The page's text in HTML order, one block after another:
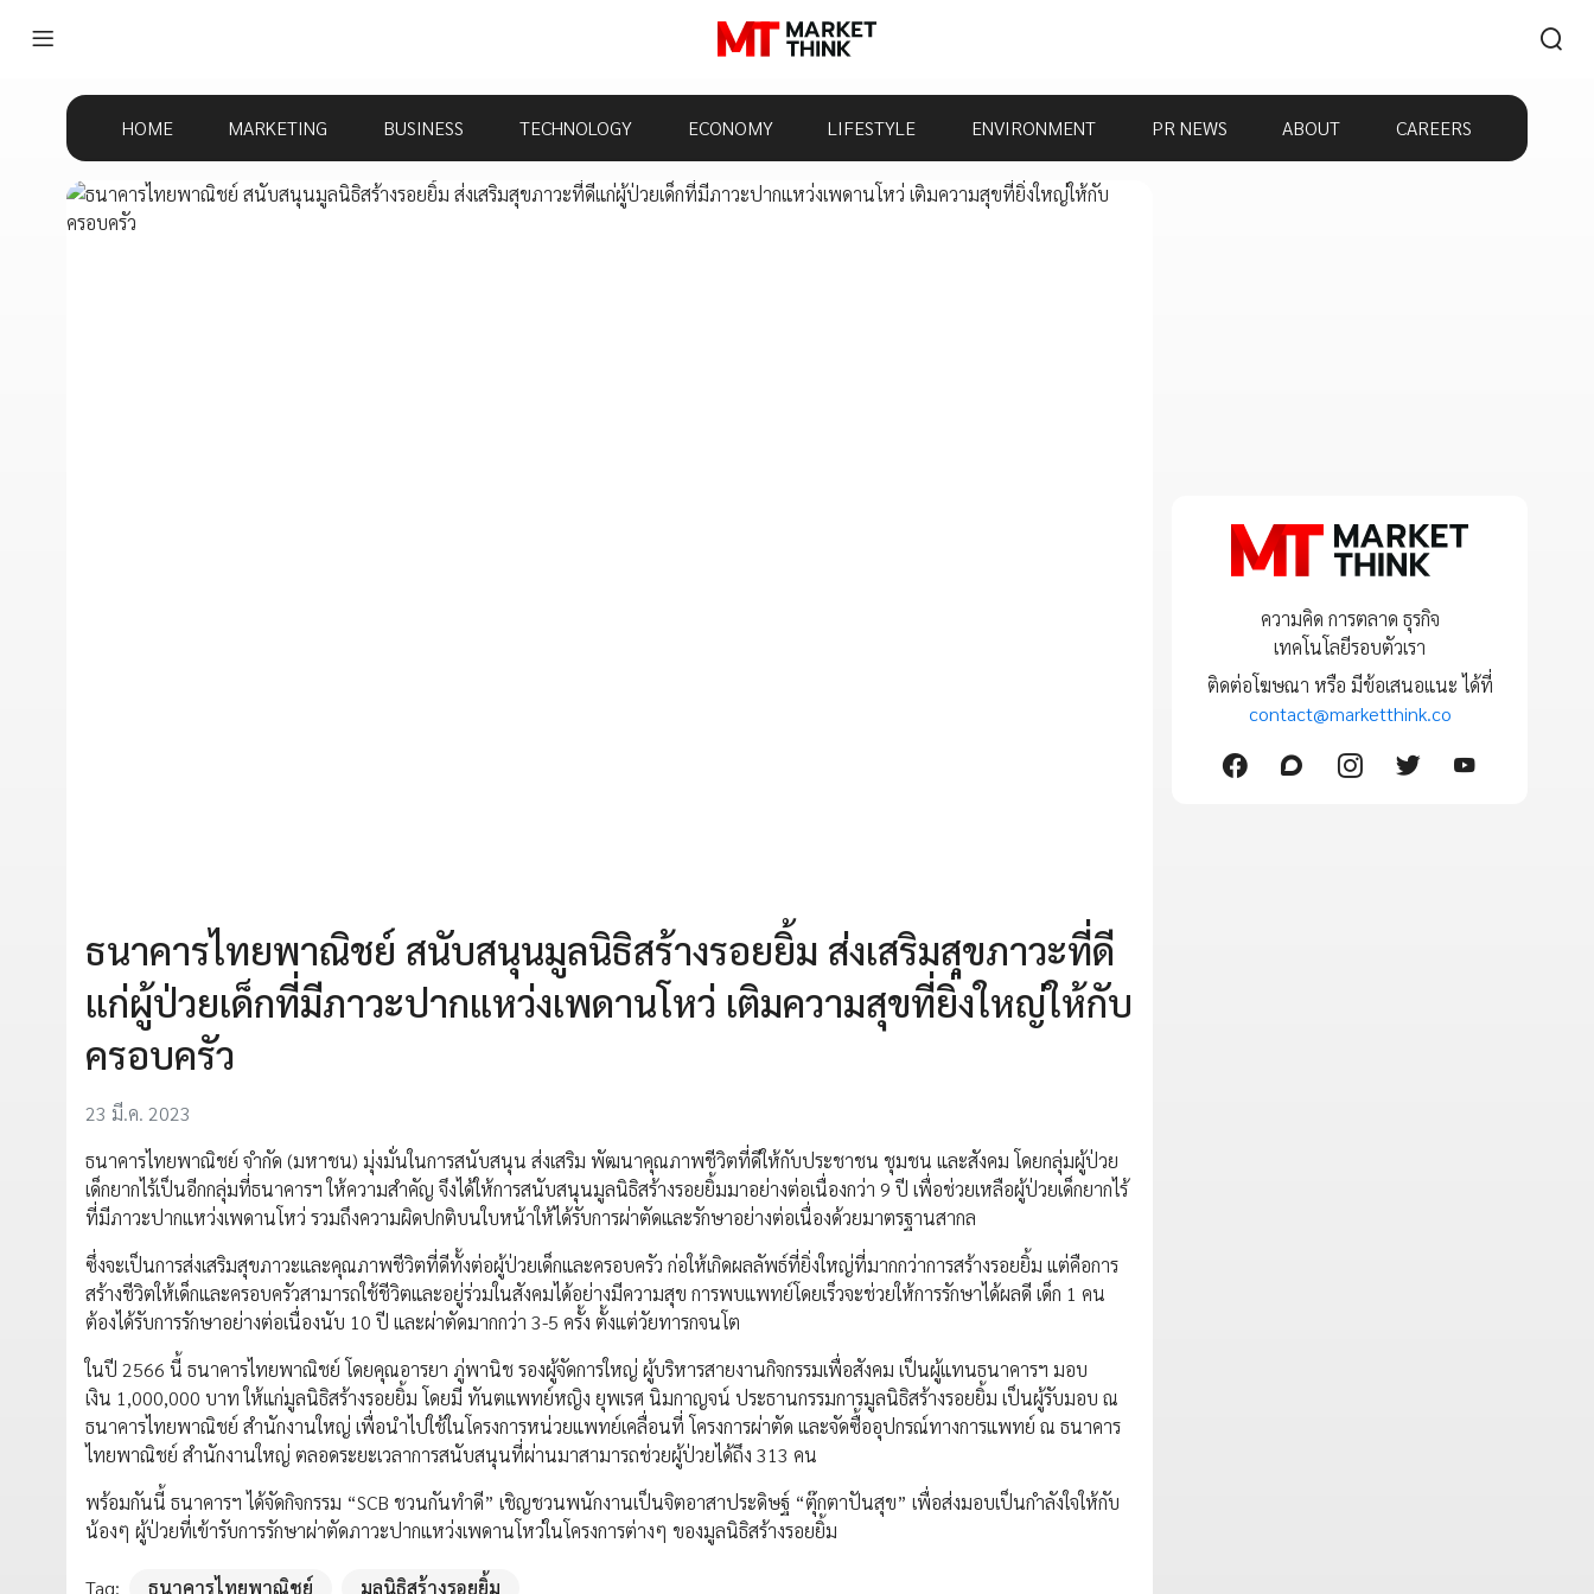
HOME MARKETING BUSINESS TECHNOLOGY ECONOMY LIFESTYLE ENVIRONMENT PR NEWS ABOUT CAREERS
ธนาคารไทยพาณิชย์ สนับสนุนมูลนิธิสร้างรอยยิ้ม ส่งเสริมสุขภาวะที่ดี
แก่ผู้ป่วยเด็กที่มีภาวะปากแหว่งเพดานโหว่ เติมความสุขที่ยิ่งใหญ่ให้กับ
ครอบครัว
23 มี.ค. 2023
ธนาคารไทยพาณิชย์ จำกัด (มหาชน) มุ่งมั่นในการสนับสนุน ส่งเสริม พัฒนาคุณภาพชีวิตที่ดีให้กับประชาชน ชุมชน และสังคม โดยกลุ่มผู้ป่วย
เด็กยากไร้เป็นอีกกลุ่มที่ธนาคารฯ ให้ความสำคัญ จึงได้ให้การสนับสนุนมูลนิธิสร้างรอยยิ้มมาอย่างต่อเนื่องกว่า 9 ปี เพื่อช่วยเหลือผู้ป่วยเด็กยากไร้
ที่มีภาวะปากแหว่งเพดานโหว่ รวมถึงความผิดปกติบนใบหน้าให้ได้รับการผ่าตัดและรักษาอย่างต่อเนื่องด้วยมาตรฐานสากล
ซึ่งจะเป็นการส่งเสริมสุขภาวะและคุณภาพชีวิตที่ดีทั้งต่อผู้ป่วยเด็กและครอบครัว ก่อให้เกิดผลลัพธ์ที่ยิ่งใหญ่ที่มากกว่าการสร้างรอยยิ้ม แต่คือการ
สร้างชีวิตให้เด็กและครอบครัวสามารถใช้ชีวิตและอยู่ร่วมในสังคมได้อย่างมีความสุข การพบแพทย์โดยเร็วจะช่วยให้การรักษาได้ผลดี เด็ก 1 คน
ต้องได้รับการรักษาอย่างต่อเนื่องนับ 10 ปี และผ่าตัดมากกว่า 3-5 ครั้ง ตั้งแต่วัยทารกจนโต
ในปี 2566 นี้ ธนาคารไทยพาณิชย์ โดยคุณอารยา ภู่พานิช รองผู้จัดการใหญ่ ผู้บริหารสายงานกิจกรรมเพื่อสังคม เป็นผู้แทนธนาคารฯ มอบ
เงิน 1,000,000 บาท ให้แก่มูลนิธิสร้างรอยยิ้ม โดยมี ทันตแพทย์หญิง ยุพเรศ นิมกาญจน์ ประธานกรรมการมูลนิธิสร้างรอยยิ้ม เป็นผู้รับมอบ ณ
ธนาคารไทยพาณิชย์ สำนักงานใหญ่ เพื่อนำไปใช้ในโครงการหน่วยแพทย์เคลื่อนที่ โครงการผ่าตัด และจัดซื้ออุปกรณ์ทางการแพทย์ ณ ธนาคาร
ไทยพาณิชย์ สำนักงานใหญ่ ตลอดระยะเวลาการสนับสนุนที่ผ่านมาสามารถช่วยผู้ป่วยได้ถึง 313 คน
พร้อมกันนี้ ธนาคารฯ ได้จัดกิจกรรม “SCB ชวนกันทำดี” เชิญชวนพนักงานเป็นจิตอาสาประดิษฐ์ “ตุ๊กตาปันสุข” เพื่อส่งมอบเป็นกำลังใจให้กับ
น้องๆ ผู้ป่วยที่เข้ารับการรักษาผ่าตัดภาวะปากแหว่งเพดานโหว่ในโครงการต่างๆ ของมูลนิธิสร้างรอยยิ้ม
Tag: ธนาคารไทยพาณิชย์ มูลนิธิสร้างรอยยิ้ม
ความคิด การตลาด ธุรกิจ
เทคโนโลยีรอบตัวเรา
ติดต่อโฆษณา หรือ มีข้อเสนอแนะ ได้ที่
contact@marketthink.co